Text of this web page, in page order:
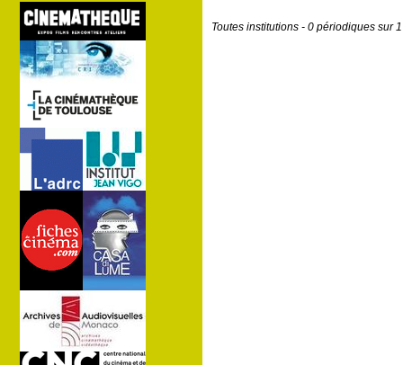
Toutes institutions - 0 périodiques sur